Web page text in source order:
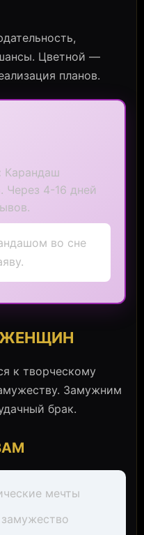
Цветной —
планов.
Карандаш
Через 4-16 дней
во сне
ЖЕНЩИН
к творческому
Замужним
брак.
мечты